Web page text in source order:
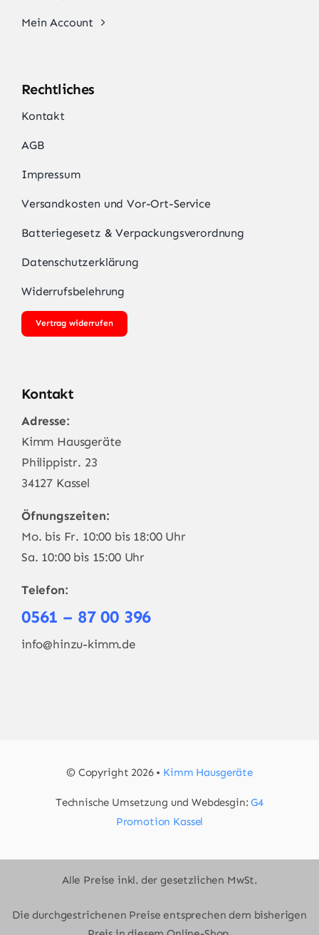
Mein Account
Rechtliches
Kontakt
AGB
Impressum
Versandkosten und Vor-Ort-Service
Batteriegesetz & Verpackungsverordnung
Datenschutzerklärung
Widerrufsbelehrung
Vertrag widerrufen
Kontakt
Adresse:
Kimm Hausgeräte
Philippistr. 23
34127 Kassel
Öfnungszeiten:
Mo. bis Fr. 10:00 bis 18:00 Uhr
Sa. 10:00 bis 15:00 Uhr
Telefon:
0561 – 87 00 396
info@hinzu-kimm.de
© Copyright 2026 • Kimm Hausgeräte
Technische Umsetzung und Webdesgin:G4
Promotion Kassel
Alle Preise inkl. der gesetzlichen MwSt.
Die durchgestrichenen Preise entsprechen dem bisherigen